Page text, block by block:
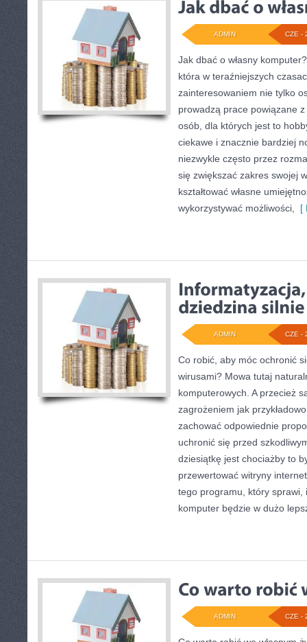
CZE -
ADMIN
Jak dbać o własny
która w teraźniejszych
zainteresowaniem nie tylko
prowadzą prace powiązane
osób, dla których jest to
ciekawe i znacznie bardziej
niezwykle często przez
się zwiększać zakres swojej
kształtować własne
wykorzystywać możliwości,
[
CZE -
ADMIN
Co robić, aby móc ochronić
wirusami? Mowa tutaj
komputerowych. A przecież
zagrożeniem jak
zachować odpowiednie
uchronić się przed
dziesiątkę jest chociażby to
przewertować witryny
tego programu, który sprawi,
komputer będzie w dużo
CZE -
ADMIN